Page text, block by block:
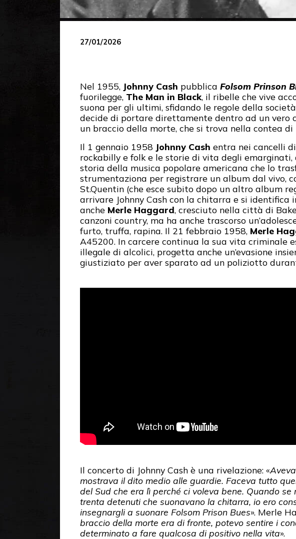
27/01/2026
Nel 1955, Johnny Cash pubblica Folsom Prinson
fuorilegge, The Man in Black, il ribelle che vive
suona per gli ultimi, sfidando le regole della
decide di portare direttamente dentro ad un vero
un braccio della morte, che si trova nella contea di
Il 1 gennaio 1958 Johnny Cash entra nei cancelli
rockabilly e folk e le storie di vita degli
storia della musica popolare americana che lo
strumentaziona per registrare un album dal vivo,
St.Quentin (che esce subito dopo un altro album
arrivare Johnny Cash con la chitarra e si
anche Merle Haggard, cresciuto nella città di
canzoni country, ma ha anche trascorso
furto, truffa, rapina. Il 21 febbraio 1958, Merle
A45200. In carcere continua la sua vita criminale
illegale di alcolici, progetta anche un’evasione
giustiziato per aver sparato ad un poliziotto
Il concerto di Johnny Cash è una rivelazione: «
mostrava il dito medio alle guardie. Faceva tutto
del Sud che era lì perché ci voleva bene. Quando
trenta detenuti che suonavano la chitarra, io ero
insegnargli a suonare Folsom Prison Bues». Merle
braccio della morte era di fronte, potevo sentire i
determinato a fare qualcosa di positivo nella vita».